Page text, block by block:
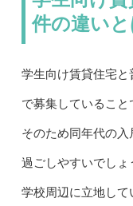
件の違いと
学生向け賃貸住宅
で募集していること
そのため同年代の入
過ごしやすいでしょ
学校周辺に立地し